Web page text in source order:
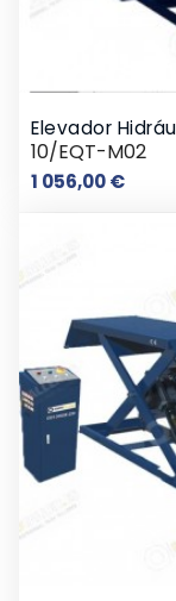
Elevador
10/EQT-M02
1 056,00 €Preço